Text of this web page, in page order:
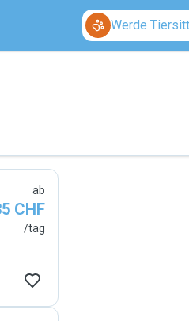
Werde
ab
CHF
/tag